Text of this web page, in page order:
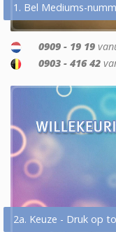
1. Bel Mediums-
0909 - 19 19
0903 - 416 42
2a. Keuze - Druk op